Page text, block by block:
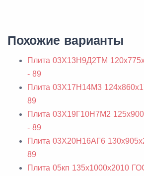
Похожие варианты
Плита 03Х13Н9Д2ТМ
- 89
Плита 03Х17Н14М3
89
Плита 03Х19Г10Н7М2
- 89
Плита 03Х20Н16АГ6
89
Плита 05кп 135x1000x2010